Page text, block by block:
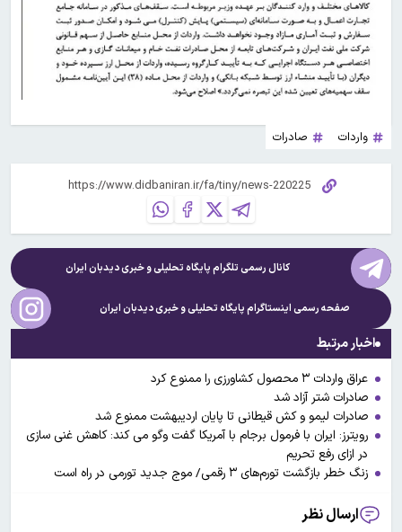
واردات صادرات
کانال رسمی تلگرام پایگاه تحلیلی و خبریدیدبان ایران
صفحه رسمی اینستاگرام پایگاه تحلیلی و خبریدیدبان ایران
اخبار مرتبط
عراق واردات ۳ محصول کشاورزی را ممنوع کرد
صادرات شتر آزاد شد
صادرات لیمو و کش قیطانی تا پایان اردیبهشت ممنوع شد
رویترز: ایران با فرمول برجام با آمریکا گفت وگو می کند: کاهش غنی سازی
در ازای رفع تحریم
زنگ خطر بازگشت تورم‌های ۳ رقمی/ موج جدید تورمی در راه است
ارسال نظر